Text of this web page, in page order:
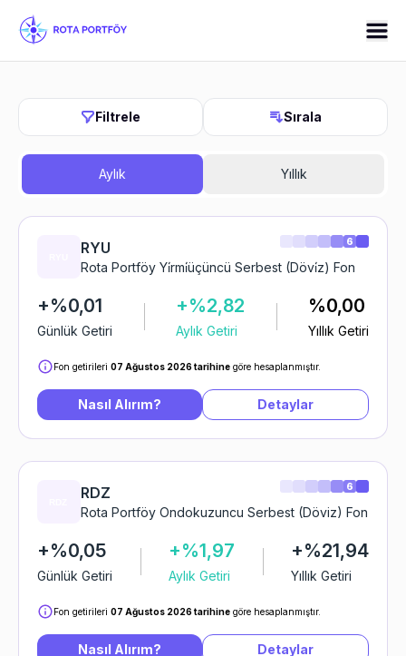
Filtrele Sırala
Aylık Yıllık
RYU
Rota Portföy Yi̇rmi̇üçüncü Serbest (Dövi̇z) Fon
+%0,01
Günlük Getiri
+%2,82
Aylık Getiri
%0,00
Yıllık Getiri
Fon getirileri 07 Ağustos 2026 tarihine göre hesaplanmıştır.
Nasıl Alırım? Detaylar
6
RDZ
Rota Portföy Ondokuzuncu Serbest (Döviz) Fon
+%0,05
Günlük Getiri
+%1,97
Aylık Getiri
+%21,94
Yıllık Getiri
Fon getirileri 07 Ağustos 2026 tarihine göre hesaplanmıştır.
Nasıl Alırım? Detaylar
6